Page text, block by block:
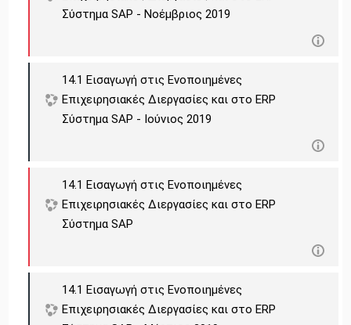
Σύστημα SAP - Νοέμβριος 2019
14.1 Εισαγωγή στις Ενοποιημένες
Επιχειρησιακές Διεργασίες και στο ERP
Σύστημα SAP - Ιούνιος 2019
14.1 Εισαγωγή στις Ενοποιημένες
Επιχειρησιακές Διεργασίες και στο ERP
Σύστημα SAP
14.1 Εισαγωγή στις Ενοποιημένες
Επιχειρησιακές Διεργασίες και στο ERP